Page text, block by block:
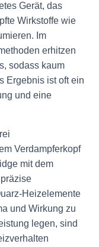
Gerät, das
Wirkstoffe wie
Im
erhitzen
sodass kaum
Ergebnis ist oft ein
und eine
Verdampferkopf
mit dem
Heizelemente
und Wirkung zu
legen, sind